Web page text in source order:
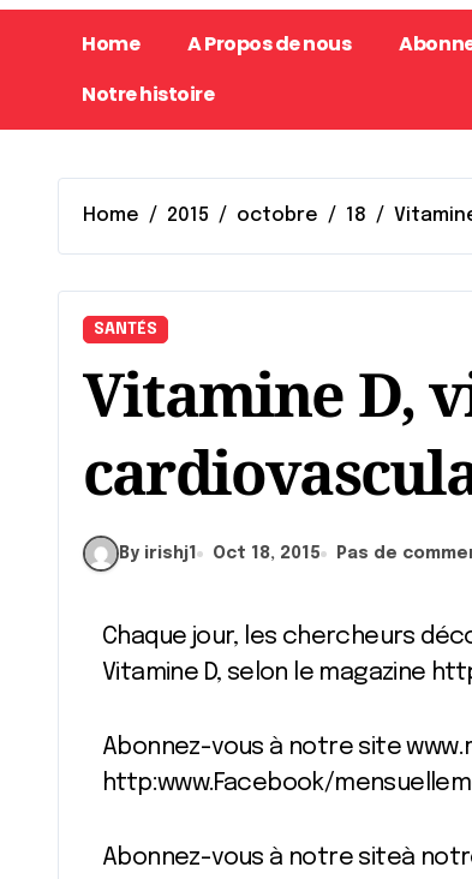
Home A Propos de nous
Notre histoire
Home 2015 octobre 18
SANTÉS
Vitamine D,
By irishj1 Oct 18, 2015 Pas de
Chaque jour, les chercheurs découvrent de nouvelles vertus attribuables à la
Vitamine D, selon le magazine
Abonnez-vous à notre site
http:www.Facebook/
Abonnez-vous à notre siteà